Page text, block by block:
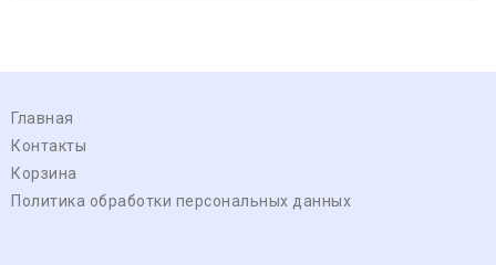
Главная
Контакты
Корзина
Политика обработки персональных данных